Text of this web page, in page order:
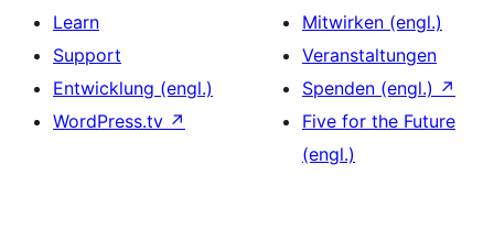
Learn
Support
Entwicklung (engl.)
WordPress.tv ↗
Mitwirken (engl.)
Veranstaltungen
Spenden (engl.) ↗
Five for the Future
(engl.)